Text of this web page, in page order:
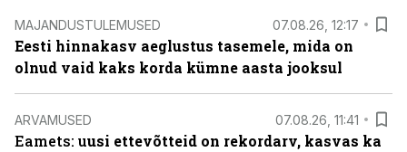
MAJANDUSTULEMUSED 07.08.26, 12:17
Eesti hinnakasv aeglustus tasemele, mida on
olnud vaid kaks korda kümne aasta jooksul
ARVAMUSED 07.08.26, 11:41
Eamets: uusi ettevõtteid on rekordarv, kasvas ka